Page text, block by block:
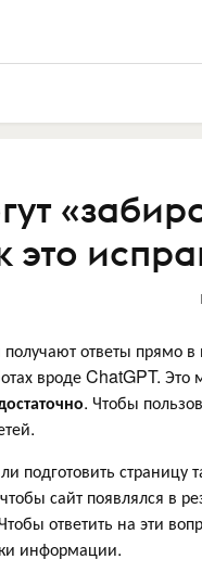
ответы прямо
вроде ChatGPT. Это
. Чтобы
подготовить страницу
сайт появлялся в
ответить на эти
информации.